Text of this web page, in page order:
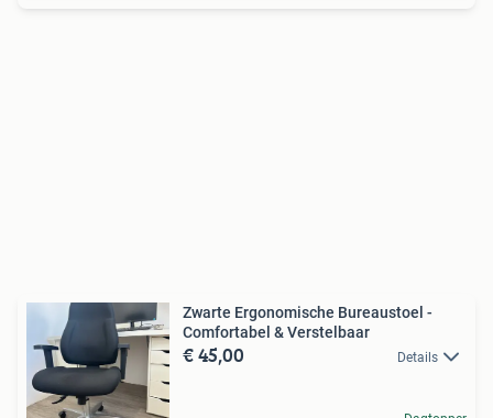
Zwarte Ergonomische Bureaustoel -
Comfortabel & Verstelbaar
€ 45,00 Details